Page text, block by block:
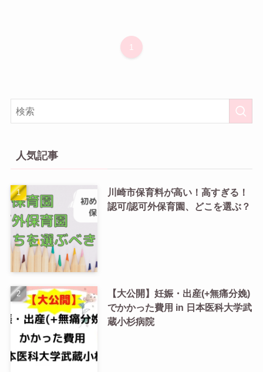
1
人気記事
川崎市保育料が高い！高すぎる！
認可/認可外保育園、どこを選ぶ？
【大公開】妊娠・出産(+無痛分娩)
でかかった費用 in 日本医科大学武
蔵小杉病院